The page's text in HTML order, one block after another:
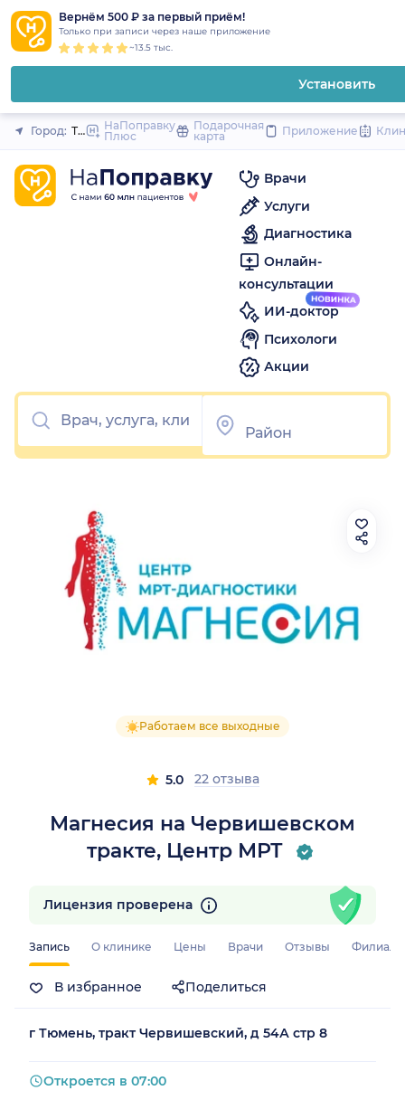
Вернём 500 ₽ за первый приём!
Только при записи через наше приложение
~13.5 тыс.
Установить
Закрыть
Город: ТюменьНаПоправку
Плюс
Подарочная
карта
Приложение
Врачи
Услуги
Диагностика
Онлайн-
консультации
ИИ-доктор
Психологи
Акции
Магнесия на Червишевском
тракте, Центр МРТ
Работаем все выходные
5.0 22 отзыва
Запись О клинике Цены Врачи Отзывы Филиалы
В избранное Поделиться
Лицензия проверена
г Тюмень, тракт Червишевский, д 54А стр 8
Откроется в 07:00